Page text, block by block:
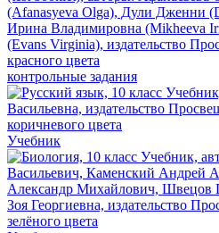
контрольные задания
Учебник